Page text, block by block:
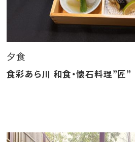
※お子様はお子様料理のご提供
お食事をご希望の場合は、大人
《ご朝食》7：00～9：00
※ご夕食、ご朝食共にチェックイ
※システム変更に伴い、令和8
夕食
食彩あら川 和食・懐石料理”匠”